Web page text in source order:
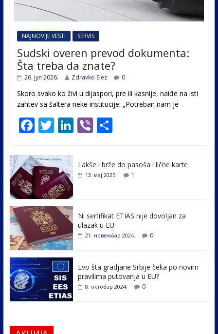
NAJNOVIJE VESTI SERVIS
Sudski overen prevod dokumenta:
Šta treba da znate?
26. јул 2026. Zdravko Elez 0
Skoro svako ko živi u dijaspori, pre ili kasnije, naiđe na isti
zahtev sa šaltera neke institucije: „Potreban nam je
F
e
b
o
o
k
T
itt
er
Li
e
Vi
er
S
ar
e
Lakše i brže do pasoša i lične karte
13. мај 2025. 1
Ni sertifikat ETIAS nije dovoljan za
ulazak u EU
21. новембар 2024. 0
Evo šta gradjane Srbije čeka po novim
pravilima putovanja u EU?
8. октобар 2024. 0